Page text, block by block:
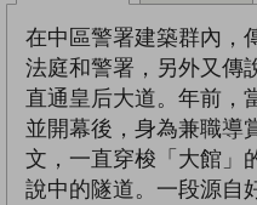
在中區警署建築群內，
法庭和警署，另外又傳
直通皇后大道。年前，
並開幕後，身為兼職導
文，一直穿梭「大館」
說中的隧道。一段源自